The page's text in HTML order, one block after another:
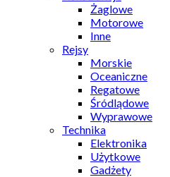
Żaglowe
Motorowe
Inne
Rejsy
Morskie
Oceaniczne
Regatowe
Śródlądowe
Wyprawowe
Technika
Elektronika
Użytkowe
Gadżety